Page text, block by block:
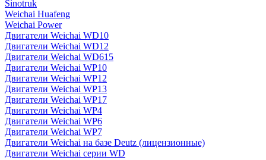
Sinotruk
Weichai Huafeng
Weichai Power
Двигатели Weichai WD10
Двигатели Weichai WD12
Двигатели Weichai WD615
Двигатели Weichai WP10
Двигатели Weichai WP12
Двигатели Weichai WP13
Двигатели Weichai WP17
Двигатели Weichai WP4
Двигатели Weichai WP6
Двигатели Weichai WP7
Двигатели Weichai на базе Deutz (лицензионные)
Двигатели Weichai серии WD